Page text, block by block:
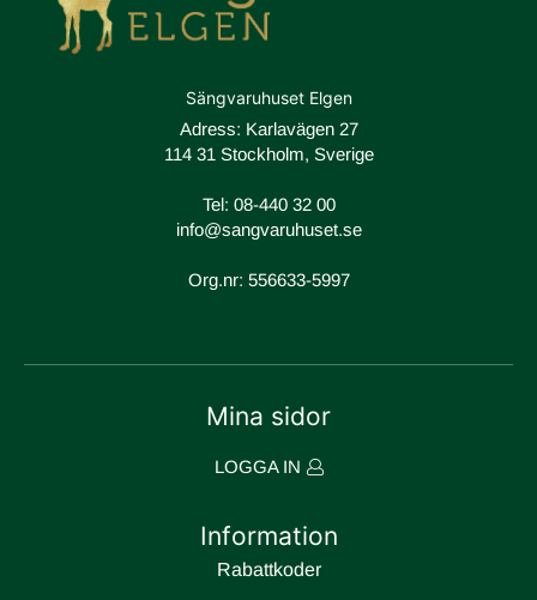
Sängvaruhuset Elgen
Adress: Karlavägen 27
114 31 Stockholm, Sverige
Tel: 08-440 32 00
info@sangvaruhuset.se
Org.nr: 556633-5997
Mina sidor
LOGGA IN
Information
Rabattkoder